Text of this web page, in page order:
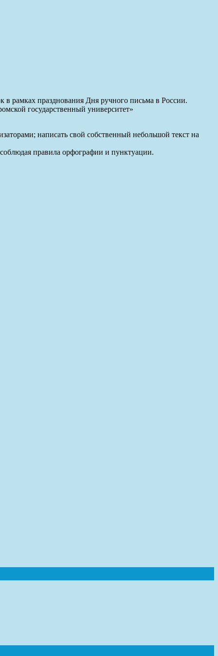
в рамках празднования Дня ручного письма в России.
государственный университет»
написать свой собственный небольшой текст на
правила орфографии и пунктуации.